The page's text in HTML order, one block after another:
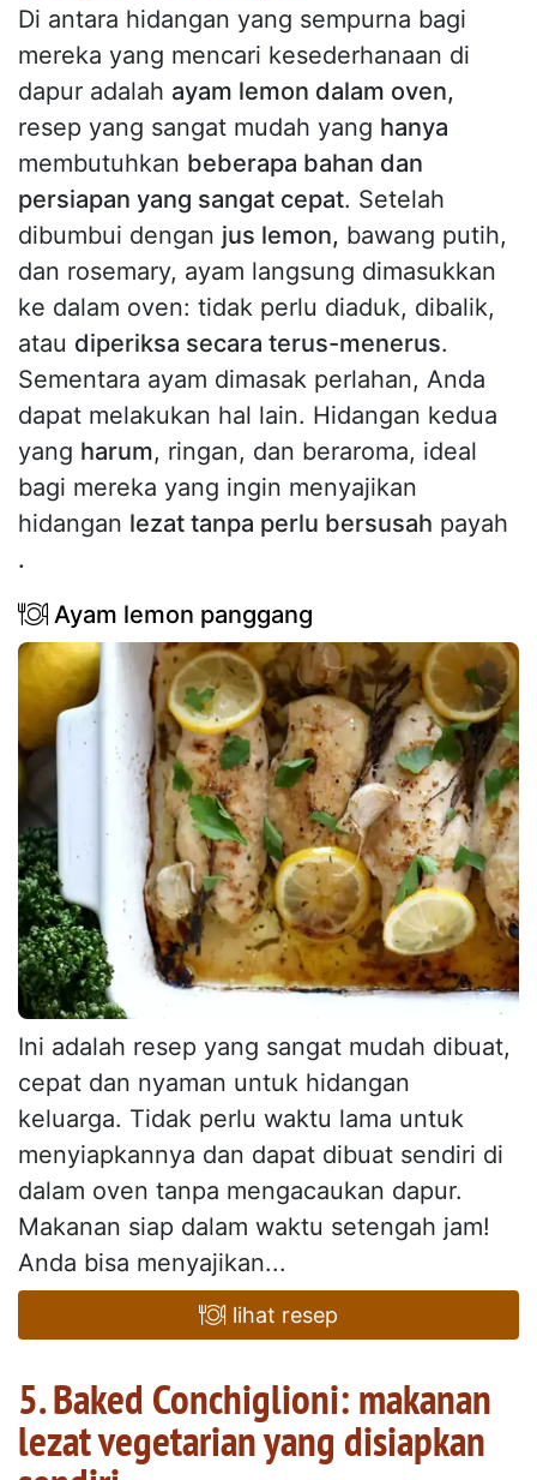
Di antara hidangan yang sempurna bagi
mereka yang mencari kesederhanaan di
dapur adalah ayam lemon dalam oven,
resep yang sangat mudah yang hanya
membutuhkan beberapa bahan dan
persiapan yang sangat cepat. Setelah
dibumbui dengan jus lemon, bawang putih,
dan rosemary, ayam langsung dimasukkan
ke dalam oven: tidak perlu diaduk, dibalik,
atau diperiksa secara terus-menerus.
Sementara ayam dimasak perlahan, Anda
dapat melakukan hal lain. Hidangan kedua
yang harum, ringan, dan beraroma, ideal
bagi mereka yang ingin menyajikan
hidangan lezat tanpa perlu bersusah payah
.
Ayam lemon panggang
Ini adalah resep yang sangat mudah dibuat,
cepat dan nyaman untuk hidangan
keluarga. Tidak perlu waktu lama untuk
menyiapkannya dan dapat dibuat sendiri di
dalam oven tanpa mengacaukan dapur.
Makanan siap dalam waktu setengah jam!
Anda bisa menyajikan...
lihat resep
5. Baked Conchiglioni: makanan
lezat vegetarian yang disiapkan